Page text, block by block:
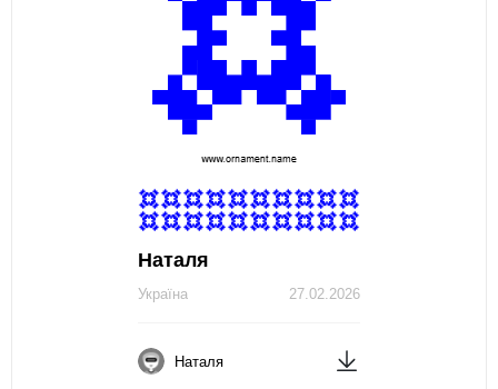
Наталя
27.02.2026
Україна
Наталя